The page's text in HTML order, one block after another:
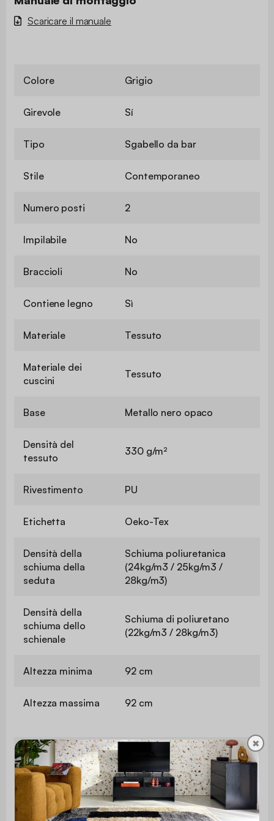
Scaricare il manuale
Colore Grigio
Girevole Sí
Tipo Sgabello da bar
Stile Contemporaneo
Numero posti 2
Impilabile No
Braccioli No
Contiene legno Sì
Materiale Tessuto
Materiale dei
cuscini
Tessuto
Base Metallo nero opaco
Densità del
tessuto
330 g/m²
Rivestimento PU
Etichetta Oeko-Tex
Densità della
schiuma della
seduta
Schiuma poliuretanica
(24kg/m3 / 25kg/m3 /
28kg/m3)
Densità della
schiuma dello
schienale
Schiuma di poliuretano
(22kg/m3 / 28kg/m3)
Altezza minima 92 cm
Altezza massima 92 cm
Altezza della
seduta
66 cm
Profondità del
sedile
42 cm
✖